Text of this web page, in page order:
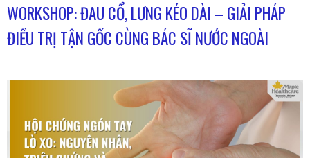
WORKSHOP: ĐAU CỔ, LƯNG KÉO DÀI – GIẢI PHÁP
ĐIỀU TRỊ TẬN GỐC CÙNG BÁC SĨ NƯỚC NGOÀI